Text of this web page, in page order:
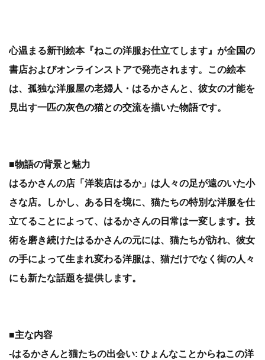
心温まる新刊絵本『ねこの洋服お仕立てします』が全国の
書店およびオンラインストアで発売されます。この絵本
は、孤独な洋服屋の老婦人・はるかさんと、彼女の才能を
見出す一匹の灰色の猫との交流を描いた物語です。
■物語の背景と魅力
はるかさんの店「洋装店はるか」は人々の足が遠のいた小
さな店。しかし、ある日を境に、猫たちの特別な洋服を仕
立てることによって、はるかさんの日常は一変します。技
術を磨き続けたはるかさんの元には、猫たちが訪れ、彼女
の手によって生まれ変わる洋服は、猫だけでなく街の人々
にも新たな話題を提供します。
■主な内容
-はるかさんと猫たちの出会い: ひょんなことからねこの洋